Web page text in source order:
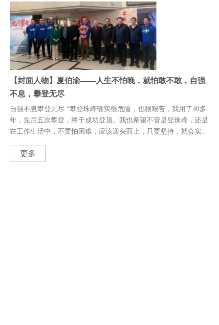
【封面人物】夏伯渝——人生不怕晚，就怕敢不敢，自强
不息，攀登无尽
自强不息攀登无尽 “攀登珠峰确实很危险，也很艰苦，我用了40多
年，先后五次攀登，终于成功登顶。我也希望不管是登珠峰，还是
在工作生活中，不要怕困难，应该迎头而上，只要坚持，就会实...
更多